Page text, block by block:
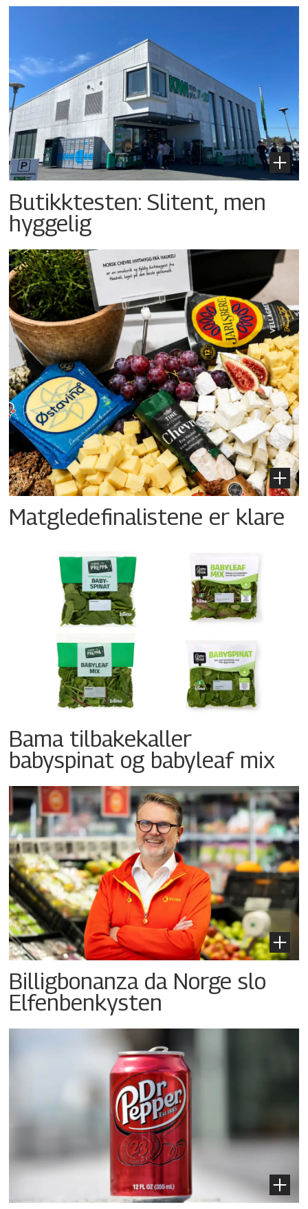
Butikktesten: Slitent, men
hyggelig
Matgledefinalistene er klare
Bama tilbakekaller
babyspinat og babyleaf mix
Billigbonanza da Norge slo
Elfenbenkysten